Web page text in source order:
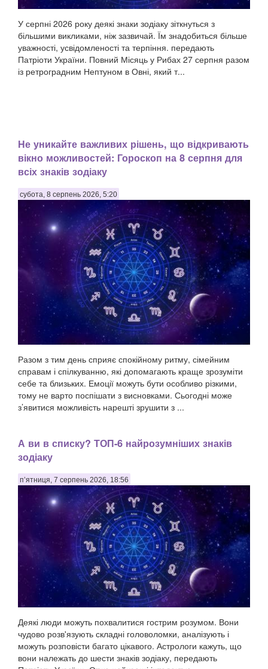
У серпні 2026 року деякі знаки зодіаку зіткнуться з
більшими викликами, ніж зазвичай. Їм знадобиться більше
уважності, усвідомленості та терпіння. передають
Патріоти України. Повний Місяць у Рибах 27 серпня разом
із ретроградним Нептуном в Овні, який т...
Не уникайте важливих рішень, що відкривають
вікно можливостей: Гороскоп на 8 серпня для
всіх знаків зодіаку
субота, 8 серпень 2026, 5:20
Разом з тим день сприяє спокійному ритму, сімейним
справам і спілкуванню, які допомагають краще зрозуміти
себе та близьких. Емоції можуть бути особливо різкими,
тому не варто поспішати з висновками. Сьогодні може
з’явитися можливість нарешті зрушити з ...
А ви в списку? ТОП-6 найрозумніших знаків
зодіаку
п’ятниця, 7 серпень 2026, 18:56
Деякі люди можуть похвалитися гострим розумом. Вони
чудово розв'язують складні головоломки, аналізують і
можуть розповісти багато цікавого. Астрологи кажуть, що
вони належать до шести знаків зодіаку, передають